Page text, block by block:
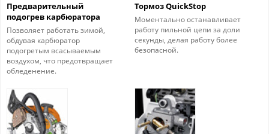
Предварительный
подогрев карбюратора
Позволяет работать зимой,
обдувая карбюратор
подогретым всасываемым
воздухом, что предотвращает
обледенение.
Тормоз QuickStop
Моментально останавливает
работу пильной цепи за доли
секунды, делая работу более
безопасной.